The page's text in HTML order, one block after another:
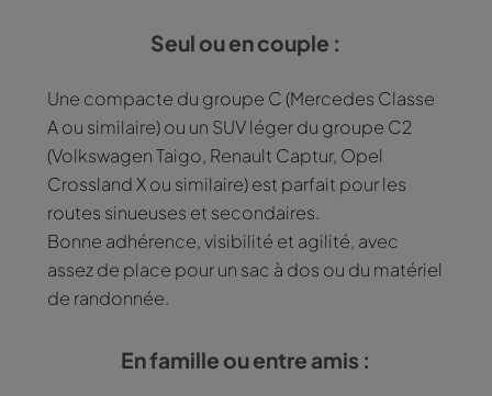
Seul ou en couple :
Une compacte du groupe C (Mercedes Classe
A ou similaire) ou un SUV léger du groupe C2
(Volkswagen Taigo, Renault Captur, Opel
Crossland X ou similaire) est parfait pour les
routes sinueuses et secondaires.
Bonne adhérence, visibilité et agilité, avec
assez de place pour un sac à dos ou du matériel
de randonnée.
En famille ou entre amis :